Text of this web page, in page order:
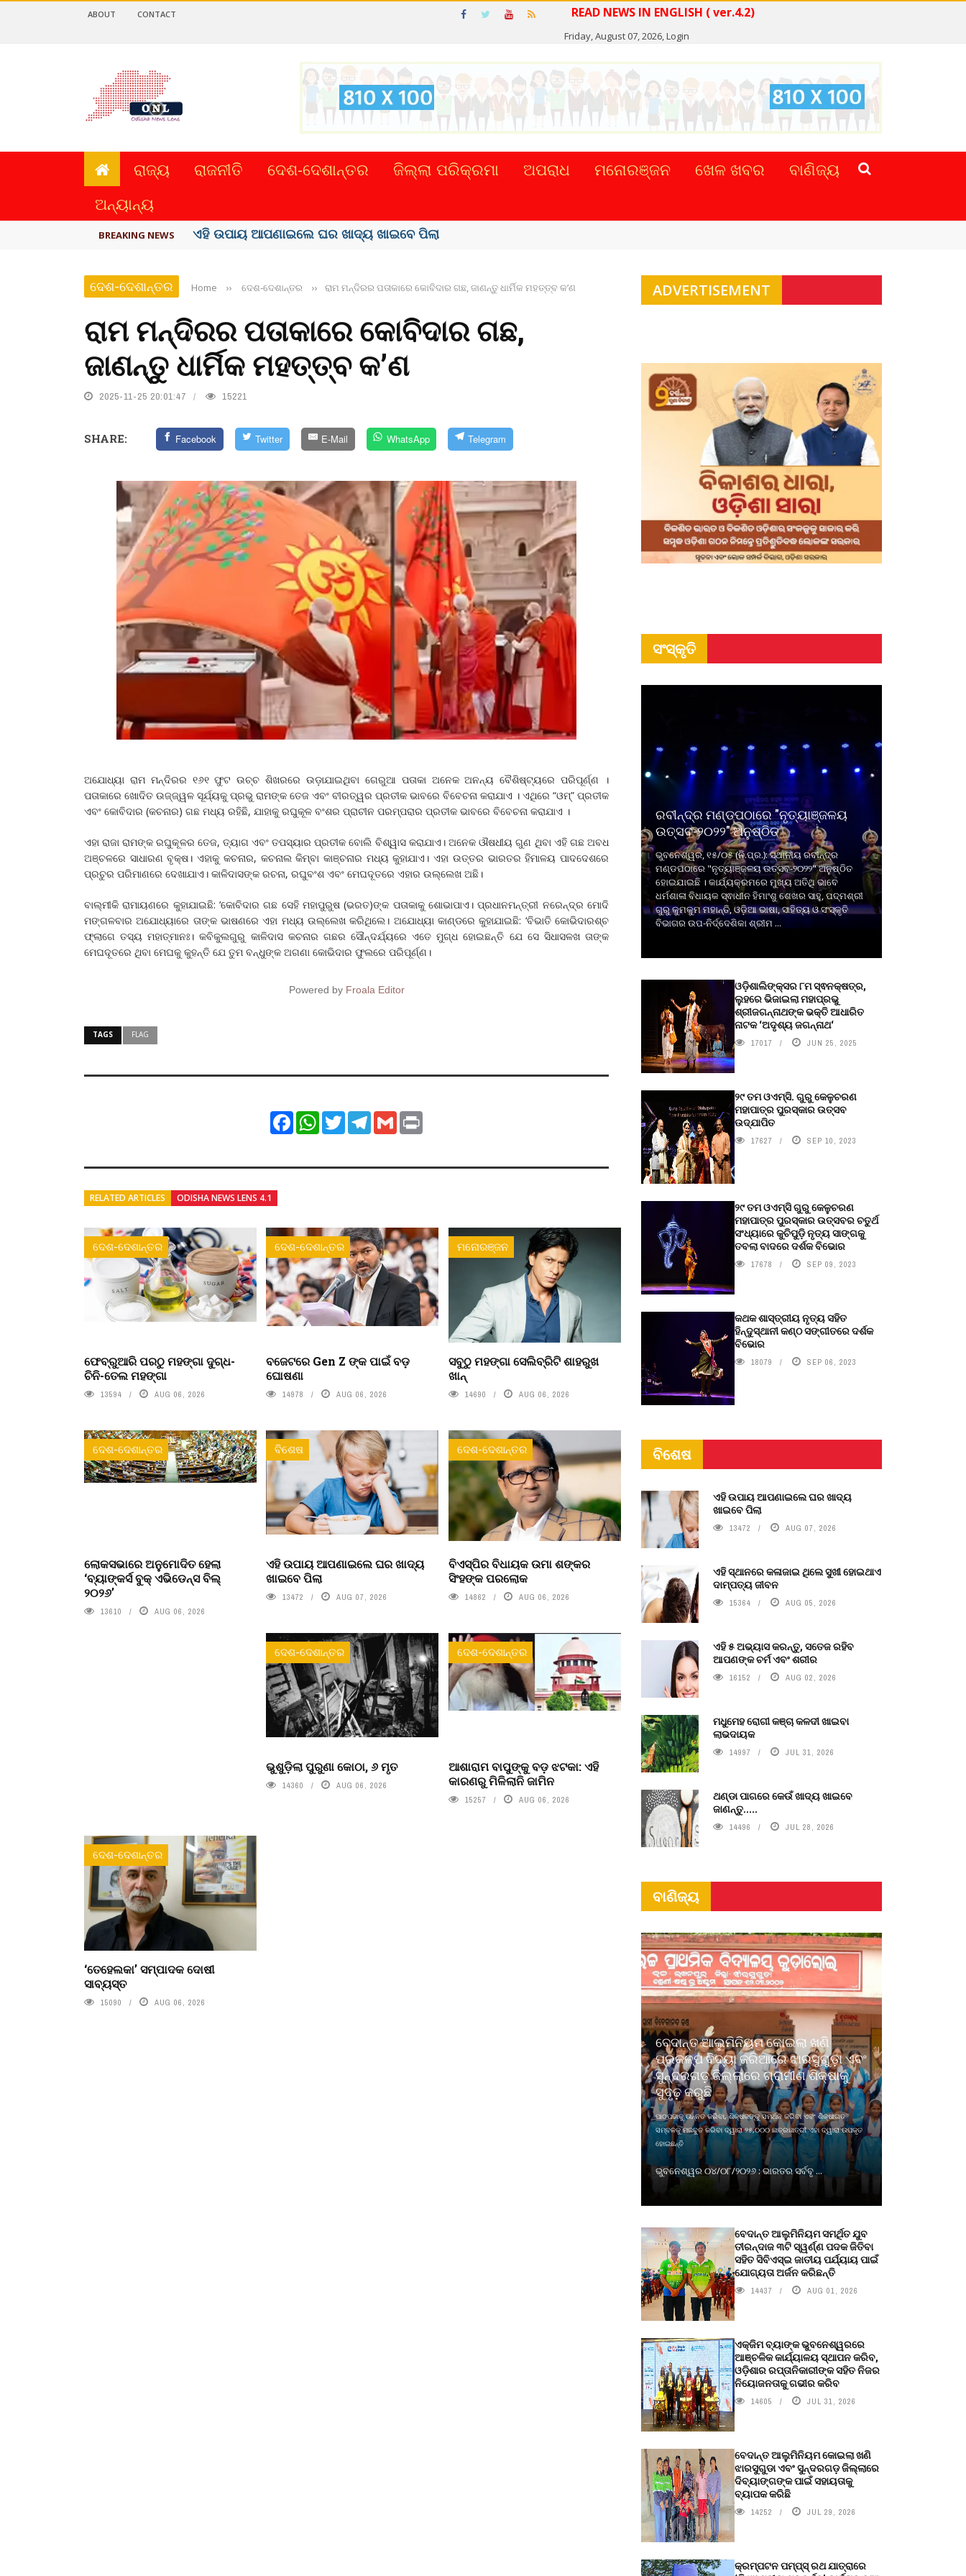
READ NEWS IN ENGLISH ( ver.4.2)
Friday, August 07, 2026,Login
ABOUT CONTACT
ରାଜ୍ୟ ରାଜନୀତି ଦେଶ-ଦେଶାନ୍ତର ଜିଲ୍ଲା ପରିକ୍ରମା ଅପରାଧ ମନୋରଞ୍ଜନ ଖେଳ ଖବର
ବାଣିଜ୍ୟ
ଅନ୍ୟାନ୍ୟ
BREAKING NEWS ଏହି ଉପାୟ ଆପଣାଇଲେ ଘର ଖାଦ୍ୟ ଖାଇବେ ପିଲା
ଦେଶ-ଦେଶାନ୍ତର Home ›› ଦେଶ-ଦେଶାନ୍ତର ›› ରାମ ମନ୍ଦିରର ପତାକାରେ କୋବିଦାର ଗଛ, ଜାଣନ୍ତୁ ଧାର୍ମିକ ମହତ୍ତ୍ବ କ’ଣ
ରାମ ମନ୍ଦିରର ପତାକାରେ କୋବିଦାର ଗଛ,
ଜାଣନ୍ତୁ ଧାର୍ମିକ ମହତ୍ତ୍ବ କ’ଣ
2025-11-25 20:01:47 15221
SHARE: Facebook Twitter E-Mail WhatsApp Telegram
ଅଯୋଧ୍ୟା ରାମ ମନ୍ଦିରର ୧୬୧ ଫୁଟ ଉଚ୍ଚ ଶିଖରରେ ଉଡ଼ାଯାଇଥିବା ଗେରୁଆ ପତାକା ଅନେକ ଅନନ୍ୟ ବୈଶିଷ୍ଟ୍ୟରେ ପରିପୂର୍ଣ୍ଣ ।
ପତାକାରେ ଖୋଦିତ ଉଜ୍ଜ୍ୱଳ ସୂର୍ଯ୍ୟକୁ ପ୍ରଭୁ ରାମଙ୍କ ତେଜ ଏବଂ ବୀରତ୍ୱର ପ୍ରତୀକ ଭାବରେ ବିବେଚନା କରାଯାଏ । ଏଥିରେ “ଓମ୍” ପ୍ରତୀକ
ଏବଂ କୋବିଦାର (କଚନାର) ଗଛ ମଧ୍ୟ ରହିଛି, ଯାହାକୁ ରଘୁକୂଳ ବଂଶର ପ୍ରାଚୀନ ପରମ୍ପରାର ପ୍ରତୀକ ଭାବରେ ବିବେଚନା କରାଯାଏ ।
ଏହା ରାଜା ରାମଙ୍କ ରଘୁକୂଳର ତେଜ, ତ୍ୟାଗ ଏବଂ ତପସ୍ୟାର ପ୍ରତୀକ ବୋଲି ବିଶ୍ୱାସ କରାଯାଏ। ଅନେକ ଔଷଧୀୟ ଗୁଣ ଥିବା ଏହି ଗଛ ଅବଧ
ଅଞ୍ଚଳରେ ସାଧାରଣ ବୃକ୍ଷ। ଏହାକୁ କଚନାର, କଚନାଲ କିମ୍ବା କାଞ୍ଚନାର ମଧ୍ୟ କୁହାଯାଏ। ଏହା ଉତ୍ତର ଭାରତର ହିମାଳୟ ପାଦଦେଶରେ
ପ୍ରଚୁର ପରିମାଣରେ ଦେଖାଯାଏ। କାଳିଦାସଙ୍କ ରଚନା, ରଘୁବଂଶ ଏବଂ ମେଘଦୂତରେ ଏହାର ଉଲ୍ଲେଖ ଅଛି।
ବାଲ୍ମୀକି ରାମାୟଣରେ କୁହାଯାଇଛି: ‘କୋବିଦାର ଗଛ ସେହି ମହାପୁରୁଷ (ଭରତ)ଙ୍କ ପତାକାକୁ ଶୋଭାପାଏ। ପ୍ରଧାନମନ୍ତ୍ରୀ ନରେନ୍ଦ୍ର ମୋଦି
ମଙ୍ଗଳବାର ଅଯୋଧ୍ୟାରେ ତାଙ୍କ ଭାଷଣରେ ଏହା ମଧ୍ୟ ଉଲ୍ଲେଖ କରିଥିଲେ। ଅଯୋଧ୍ୟା କାଣ୍ଡରେ କୁହାଯାଇଛି: ‘ବିଭାତି କୋଭିଦାରଶ୍ଚ
ଫ୍ଲାଗେ ତସ୍ୟ ମହାତ୍ମାନଃ। କବିକୁଲଗୁରୁ କାଳିଦାସ କଚନାର ଗଛର ସୌନ୍ଦର୍ଯ୍ୟରେ ଏତେ ମୁଗ୍ଧ ହୋଇଛନ୍ତି ଯେ ସେ ସିଧାସଳଖ ତାଙ୍କ
ମେଘଦୂତରେ ଥିବା ମେଘକୁ କୁହନ୍ତି ଯେ ତୁମ ବନ୍ଧୁଙ୍କ ଅଗଣା କୋଭିଦାର ଫୁଲରେ ପରିପୂର୍ଣ୍ଣ।
Powered by Froala Editor
TAGS FLAG
FacebookWhatsApp
TwitterTelegram
Gmail
RELATED ARTICLES ODISHA NEWS LENS 4.1
ଦେଶ-ଦେଶାନ୍ତର
ଫେବ୍ରୁଆରି ପରଠୁ ମହଙ୍ଗା ଦୁଗ୍ଧ-
ଚିନି-ତେଲ ମହଙ୍ଗା
13594 AUG 06, 2026
ଦେଶ-ଦେଶାନ୍ତର
ବଜେଟରେ Gen Z ଙ୍କ ପାଇଁ ବଡ଼
ଘୋଷଣା
14978 AUG 06, 2026
ମନୋରଞ୍ଜନ
ସବୁଠୁ ମହଙ୍ଗା ସେଲିବ୍ରିଟି ଶାହରୁଖ
ଖାନ୍
14690 AUG 06, 2026
ଦେଶ-ଦେଶାନ୍ତର
ଲୋକସଭାରେ ଅନୁମୋଦିତ ହେଲା
‘ବ୍ୟାଙ୍କର୍ସ ବୁକ୍ ଏଭିଡେନ୍ସ ବିଲ୍
୨୦୨୬’
13610 AUG 06, 2026
ବିଶେଷ
ଏହି ଉପାୟ ଆପଣାଇଲେ ଘର ଖାଦ୍ୟ
ଖାଇବେ ପିଲା
13472 AUG 07, 2026
ଦେଶ-ଦେଶାନ୍ତର
ବିଏସ୍‌ପିର ବିଧାୟକ ଉମା ଶଙ୍କର
ସିଂହଙ୍କ ପରଲୋକ
14862 AUG 06, 2026
ଦେଶ-ଦେଶାନ୍ତର
ଭୁଶୁଡ଼ିଲା ପୁରୁଣା କୋଠା, ୬ ମୃତ
14360 AUG 06, 2026
ଦେଶ-ଦେଶାନ୍ତର
ଆଶାରାମ ବାପୁଙ୍କୁ ବଡ଼ ଝଟକା: ଏହି
କାରଣରୁ ମିଳିଲାନି ଜାମିନ
15257 AUG 06, 2026
ଦେଶ-ଦେଶାନ୍ତର
‘ତେହେଲକା’ ସମ୍ପାଦକ ଦୋଷୀ
ସାବ୍ୟସ୍ତ
15090 AUG 06, 2026
ADVERTISEMENT
ସଂସ୍କୃତି
ରବୀନ୍ଦ୍ର ମଣ୍ଡପଠାରେ "ନୃତ୍ୟାଞ୍ଜଳୟ
ଉତ୍ସବ-୨୦୨୨" ଅନୁଷ୍ଠିତ
ଭୁବନେଶ୍ୱର, ୧୫/୦୫ (ନି.ପ୍ର.): ସ୍ଥାନୀୟ ରବୀନ୍ଦ୍ର
ମଣ୍ଡପଠାରେ "ନୃତ୍ୟାଞ୍ଜଳୟ ଉତ୍ସବ-୨୦୨୨" ଅନୁଷ୍ଠିତ
ହୋଇଯାଇଛି । କାର୍ଯ୍ୟକ୍ରମରେ ମୁଖ୍ୟ ଅତିଥି ଭାବେ
ଧର୍ମଶାଳା ବିଧାୟକ ସ୍ଵାଧୀନ ହିମାଂଶୁ ଶେଖର ସାହୁ, ପଦ୍ମଶ୍ରୀ
ଗୁରୁ କୁମକୁମ ମହାନ୍ତି, ଓଡ଼ିଆ ଭାଷା, ସାହିତ୍ୟ ଓ ସଂସ୍କୃତି
ବିଭାଗର ଉପ-ନିର୍ଦ୍ଦେଶିକା ଶ୍ରୀମ ...
ଓଡ଼ିଶାଲିଙ୍କ୍ସର ୮ମ ସ୍ଵନକ୍ଷତ୍ର,
ଲୁହରେ ଭିଜାଇଲା ମହାପ୍ରଭୁ
ଶ୍ରୀଜଗନ୍ନାଥଙ୍କ ଭକ୍ତି ଆଧାରିତ
ନାଟକ ‘ଅଦୃଶ୍ୟ ଜଗନ୍ନାଥ‘
17017 JUN 25, 2025
୨୯ ତମ ଓଏମ୍‌ସି. ଗୁରୁ କେଳୁଚରଣ
ମହାପାତ୍ର ପୁରସ୍କାର ଉତ୍ସବ
ଉଦ୍‍ଯାପିତ
17627 SEP 10, 2023
୨୯ ତମ ଓଏମ୍‌ସି ଗୁରୁ କେଳୁଚରଣ
ମହାପାତ୍ର ପୁରସ୍କାର ଉତ୍ସବର ଚତୁର୍ଥ
ସଂଧ୍ୟାରେ କୁଚିପୁଡ଼ି ନୃତ୍ୟ ସାଙ୍ଗକୁ
ତବଲା ବାଦରେ ଦର୍ଶକ ବିଭୋର
17678 SEP 09, 2023
କଥକ ଶାସ୍ତ୍ରୀୟ ନୃତ୍ୟ ସହିତ
ହିନ୍ଦୁସ୍ଥାନୀ କଣ୍ଠ ସଙ୍ଗୀତରେ ଦର୍ଶକ
ବିଭୋର
18079 SEP 06, 2023
ବିଶେଷ
ଏହି ଉପାୟ ଆପଣାଇଲେ ଘର ଖାଦ୍ୟ
ଖାଇବେ ପିଲା
13472 AUG 07, 2026
ଏହି ସ୍ଥାନରେ କଳାଜାଇ ଥିଲେ ସୁଖୀ ହୋଇଥାଏ
ଦାମ୍ପତ୍ୟ ଜୀବନ
15364 AUG 05, 2026
ଏହି ୫ ଅଭ୍ୟାସ କରନ୍ତୁ, ସତେଜ ରହିବ
ଆପଣଙ୍କ ଚର୍ମ ଏବଂ ଶରୀର
16152 AUG 02, 2026
ମଧୁମେହ ରୋଗୀ କଞ୍ଚା କଳଦୀ ଖାଇବା
ଲାଭଦାୟକ
14997 JUL 31, 2026
ଥଣ୍ଡା ପାଗରେ କେଉଁ ଖାଦ୍ୟ ଖାଇବେ
ଜାଣନ୍ତୁ.....
14496 JUL 28, 2026
ବାଣିଜ୍ୟ
ବେଦାନ୍ତ ଆଲୁମିନିୟମ କୋଇଲା ଖଣି
ପ୍ରକଳ୍ପ ବିଦ୍ୟା ଜରିଆରେ ଝାରସୁଗୁଡ଼ା ଏବଂ
ସୁନ୍ଦରଗଡ଼ ଜିଲ୍ଲାରେ ଗ୍ରାମୀଣ ଶିକ୍ଷାକୁ
ସୁଦୃଢ଼ କରୁଛି
ପାଠପଢାକୁ ଉନ୍ନତ କରିବା, ଶିକ୍ଷକଙ୍କୁ ସମର୍ଥନ କରିବା ଏବଂ ଶିକ୍ଷାଗତ
ସମ୍ବଳକୁ ମଜବୁତ କରିବା ଦ୍ୱାରା ୨୫,୦୦୦ ଛାତ୍ରଛାତ୍ରୀ ଏହା ଦ୍ୱାରା ଉପକୃତ
ହୋଇଛନ୍ତି
ଭୁବନେଶ୍ୱର ୦୪/୦୮/୨୦୨୬ : ଭାରତର ସର୍ବବୃ ...
ବେଦାନ୍ତ ଆଲୁମିନିୟମ ସମର୍ଥିତ ଯୁବ
ତୀରନ୍ଦାଜ ୩ଟି ସ୍ୱର୍ଣ୍ଣ ପଦକ ଜିତିବା
ସହିତ ସିବିଏସ୍ଇ ଜାତୀୟ ପର୍ଯ୍ୟାୟ ପାଇଁ
ଯୋଗ୍ୟତା ଅର୍ଜନ କରିଛନ୍ତି
14437 AUG 01, 2026
ଏକ୍ଜିମ ବ୍ୟାଙ୍କ ଭୁବନେଶ୍ୱରରେ
ଆଞ୍ଚଳିକ କାର୍ଯ୍ୟାଳୟ ସ୍ଥାପନ କରିବ,
ଓଡ଼ିଶାର ରପ୍ତାନିକାରୀଙ୍କ ସହିତ ନିଜର
ନିୟୋଜନତାକୁ ଗଭୀର କରିବ
14605 JUL 31, 2026
ବେଦାନ୍ତ ଆଲୁମିନିୟମ କୋଇଲା ଖଣି
ଝାରସୁଗୁଡା ଏବଂ ସୁନ୍ଦରଗଡ଼ ଜିଲ୍ଲାରେ
ଦିବ୍ୟାଙ୍ଗଙ୍କ ପାଇଁ ସହାୟତାକୁ
ବ୍ୟାପକ କରିଛି
14252 JUL 29, 2026
କ୍ରମ୍ପଟନ ପମ୍ପ୍‌ସ୍‌ ରଥ ଯାତ୍ରାରେ